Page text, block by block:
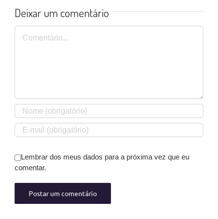
Deixar um comentário
Comentário
Lembrar dos meus dados para a próxima vez que eu
comentar.